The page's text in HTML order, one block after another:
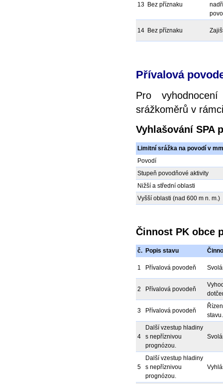
13 Bez příznaku
14 Bez příznaku
Přívalová
Pro
srážkoměrů v
Vyhlašování SPA
Limitní srážka na povodí v
Povodí
Stupeň povodňové aktivity
Nižší a střední oblasti
Vyšší oblasti (nad 600 m n. m.)
Činnost PK obce
č. Popis stavu
1 Přívalová povodeň
2 Přívalová povodeň
3 Přívalová povodeň
stavu.
4
Další vzestup hladiny
s nepříznivou
prognózou.
5
Další vzestup hladiny
s nepříznivou
prognózou.